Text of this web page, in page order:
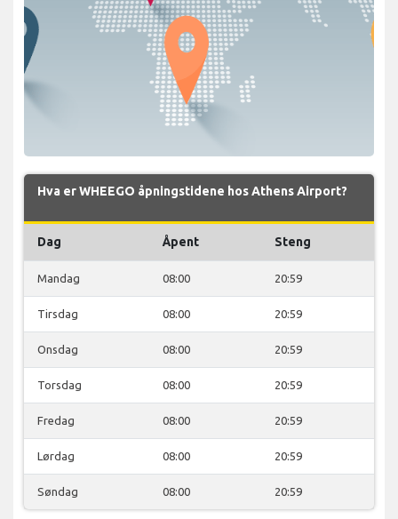
Hva er WHEEGO åpningstidene hos Athens Airport?
Dag Åpent Steng
Mandag 08:00 20:59
Tirsdag 08:00 20:59
Onsdag 08:00 20:59
Torsdag 08:00 20:59
Fredag 08:00 20:59
Lørdag 08:00 20:59
Søndag 08:00 20:59